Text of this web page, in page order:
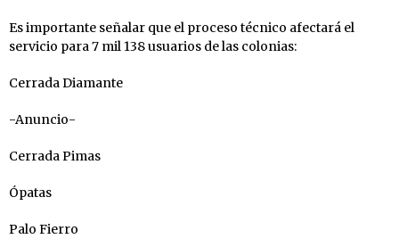
Es importante señalar que el proceso técnico afectará el
servicio para 7 mil 138 usuarios de las colonias:
Cerrada Diamante
-Anuncio-
Cerrada Pimas
Ópatas
Palo Fierro